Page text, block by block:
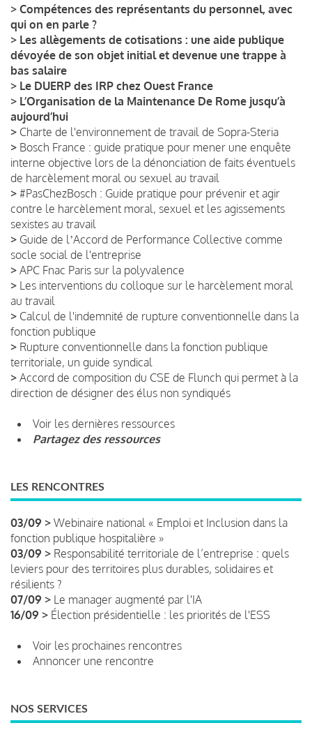
> Compétences des représentants du personnel, avec
qui on en parle ?
> Les allègements de cotisations : une aide publique
dévoyée de son objet initial et devenue une trappe à
bas salaire
> Le DUERP des IRP chez Ouest France
> L’Organisation de la Maintenance De Rome jusqu’à
aujourd’hui
> Charte de l'environnement de travail de Sopra-Steria
> Bosch France : guide pratique pour mener une enquête
interne objective lors de la dénonciation de faits éventuels
de harcèlement moral ou sexuel au travail
> #PasChezBosch : Guide pratique pour prévenir et agir
contre le harcèlement moral, sexuel et les agissements
sexistes au travail
> Guide de lʼAccord de Performance Collective comme
socle social de l'entreprise
> APC Fnac Paris sur la polyvalence
> Les interventions du colloque sur le harcèlement moral
au travail
> Calcul de l'indemnité de rupture conventionnelle dans la
fonction publique
> Rupture conventionnelle dans la fonction publique
territoriale, un guide syndical
> Accord de composition du CSE de Flunch qui permet à la
direction de désigner des élus non syndiqués
Voir les dernières ressources
Partagez des ressources
LES RENCONTRES
03/09 > Webinaire national « Emploi et Inclusion dans la
fonction publique hospitalière »
03/09 > Responsabilité territoriale de l’entreprise : quels
leviers pour des territoires plus durables, solidaires et
résilients ?
07/09 > Le manager augmenté par l'IA
16/09 > Élection présidentielle : les priorités de l'ESS
Voir les prochaines rencontres
Annoncer une rencontre
NOS SERVICES